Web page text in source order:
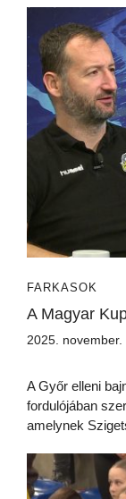
FARKASOK
A Magyar
2025. november.
A Győr elleni
fordulójában
amelynek